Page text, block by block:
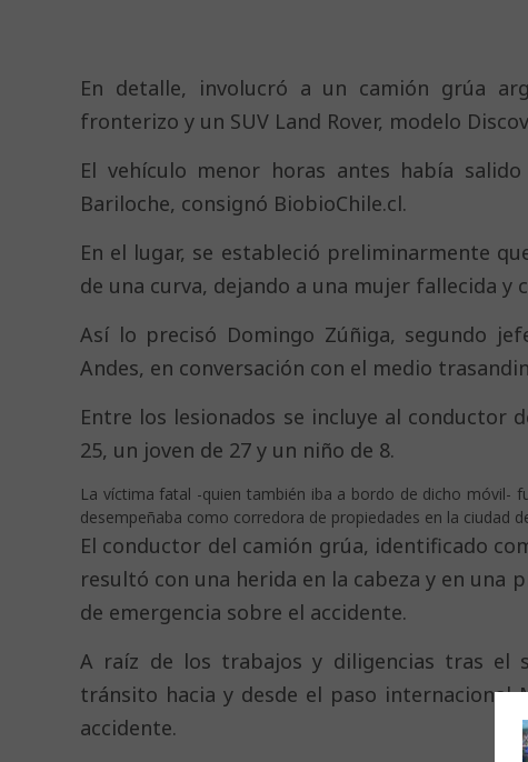
En detalle, involucró a un camión grúa
fronterizo y un SUV Land Rover, modelo
El vehículo menor horas antes había
Bariloche, consignó BiobioChile.cl.
En el lugar, se estableció preliminarmente
de una curva, dejando a una mujer fallecida y
Así lo precisó Domingo Zúñiga, segundo
Andes, en conversación con el medio
Entre los lesionados se incluye al conductor
25, un joven de 27 y un niño de 8.
La víctima fatal -quien también iba a bordo de dicho móvil-
desempeñaba como corredora de propiedades en la ciudad
El conductor del camión grúa, identificado
resultó con una herida en la cabeza y en una
de emergencia sobre el accidente.
A raíz de los trabajos y diligencias tras el
tránsito hacia y desde el paso
accidente.